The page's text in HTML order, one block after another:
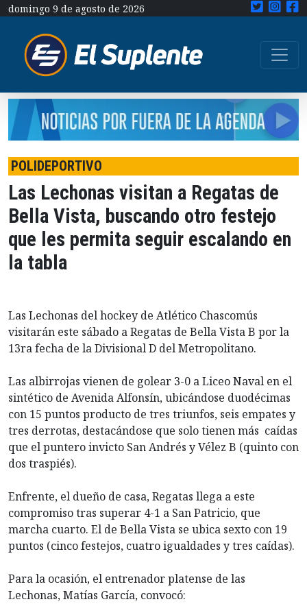
domingo 9 de agosto de 2026
POLIDEPORTIVO
Las Lechonas visitan a Regatas de
Bella Vista, buscando otro festejo
que les permita seguir escalando en
la tabla
Las Lechonas del hockey de Atlético Chascomús
visitarán este sábado a Regatas de Bella Vista B por la
13ra fecha de la Divisional D del Metropolitano.
Las albirrojas vienen de golear 3-0 a Liceo Naval en el
sintético de Avenida Alfonsín, ubicándose duodécimas
con 15 puntos producto de tres triunfos, seis empates y
tres derrotas, destacándose que solo tienen más caídas
que el puntero invicto San Andrés y Vélez B (quinto con
dos traspiés).
Enfrente, el dueño de casa, Regatas llega a este
compromiso tras superar 4-1 a San Patricio, que
marcha cuarto. El de Bella Vista se ubica sexto con 19
puntos (cinco festejos, cuatro igualdades y tres caídas).
Para la ocasión, el entrenador platense de las
Lechonas, Matías García, convocó: